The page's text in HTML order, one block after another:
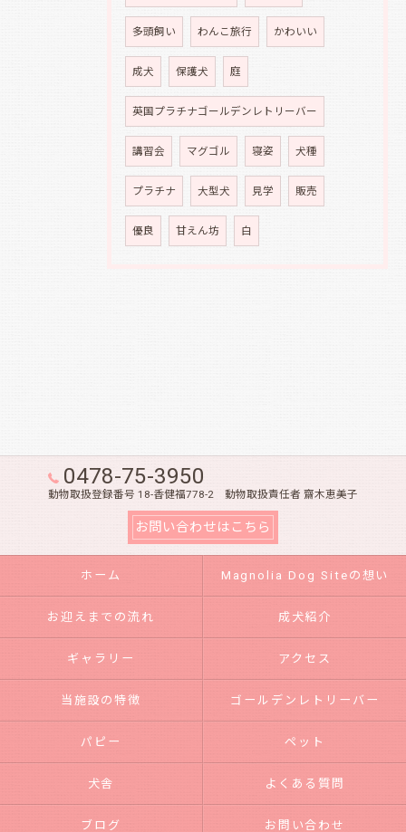
多頭飼い わんこ旅行 かわいい
成犬 保護犬 庭
英国プラチナゴールデンレトリーバー
講習会 マグゴル 寝姿 犬種
プラチナ 大型犬 見学 販売
優良 甘えん坊 白
0478-75-3950
動物取扱登録番号 18-香健福778-2 動物取扱責任者 齋木恵美子
お問い合わせはこちら
ホーム Magnolia Dog Siteの想い
お迎えまでの流れ 成犬紹介
ギャラリー アクセス
当施設の特徴 ゴールデンレトリーバー
パピー ペット
犬舎 よくある質問
ブログ お問い合わせ